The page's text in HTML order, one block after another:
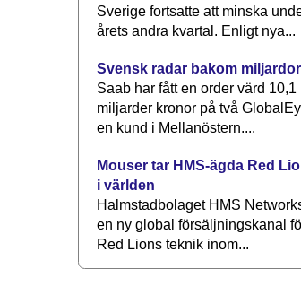
Sverige fortsatte att minska
årets andra kvartal. Enligt nya...
Svensk radar bakom
Saab har fått en order värd 10,1
miljarder kronor på två
en kund i Mellanöstern....
Mouser tar HMS-ägda Red
i världen
Halmstadbolaget HMS
en ny global försäljningskanal
Red Lions teknik inom...